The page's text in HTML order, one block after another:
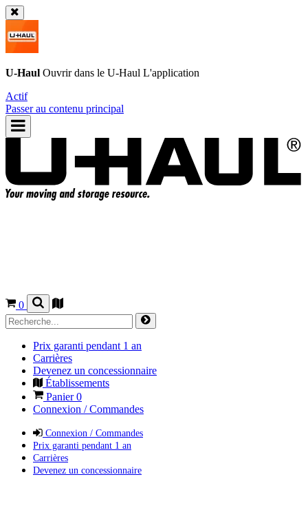
U-Haul Ouvrir dans le U-Haul L'application
Actif
Passer au contenu principal
0
Prix garanti pendant 1 an
Carrières
Devenez un concessionnaire
Établissements
Panier0
Connexion / Commandes
Connexion / Commandes
Prix garanti pendant 1 an
Carrières
Devenez un concessionnaire